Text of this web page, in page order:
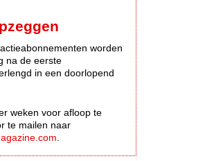
worden
na de eerste
in een doorlopend
weken voor afloop te
te mailen naar